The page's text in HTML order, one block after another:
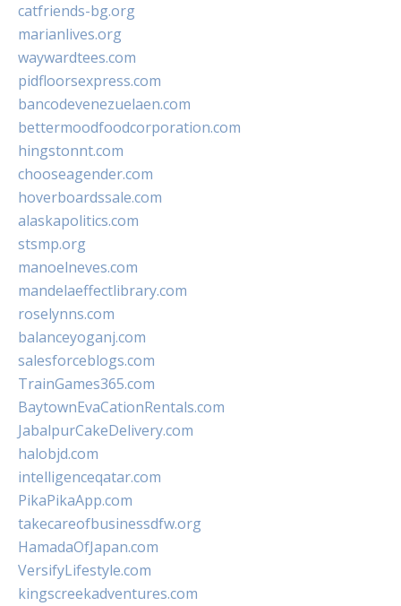
catfriends-bg.org
marianlives.org
waywardtees.com
pidfloorsexpress.com
bancodevenezuelaen.com
bettermoodfoodcorporation.com
hingstonnt.com
chooseagender.com
hoverboardssale.com
alaskapolitics.com
stsmp.org
manoelneves.com
mandelaeffectlibrary.com
roselynns.com
balanceyoganj.com
salesforceblogs.com
TrainGames365.com
BaytownEvaCationRentals.com
JabalpurCakeDelivery.com
halobjd.com
intelligenceqatar.com
PikaPikaApp.com
takecareofbusinessdfw.org
HamadaOfJapan.com
VersifyLifestyle.com
kingscreekadventures.com